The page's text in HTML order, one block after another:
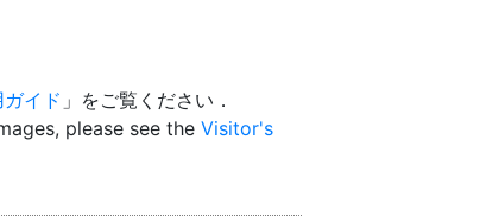
イド 」をご覧ください．
please see the Visitor's